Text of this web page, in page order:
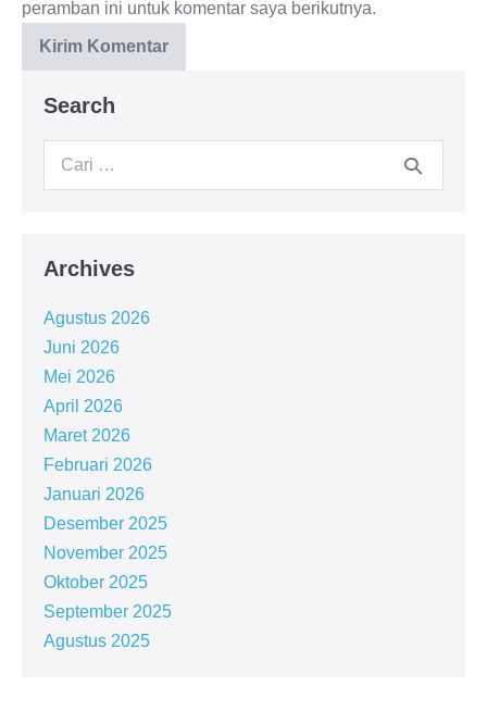
peramban ini untuk komentar saya berikutnya.
Search
Archives
Agustus 2026
Juni 2026
Mei 2026
April 2026
Maret 2026
Februari 2026
Januari 2026
Desember 2025
November 2025
Oktober 2025
September 2025
Agustus 2025